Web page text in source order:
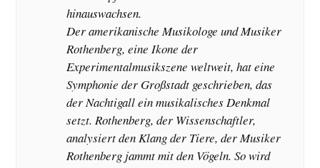
hinauswachsen.
Der amerikanische Musikologe und Musiker
Rothenberg, eine Ikone der
Experimentalmusikszene weltweit, hat eine
Symphonie der Großstadt geschrieben, das
der Nachtigall ein musikalisches Denkmal
setzt. Rothenberg, der Wissenschaftler,
analysiert den Klang der Tiere, der Musiker
Rothenberg jammt mit den Vögeln. So wird